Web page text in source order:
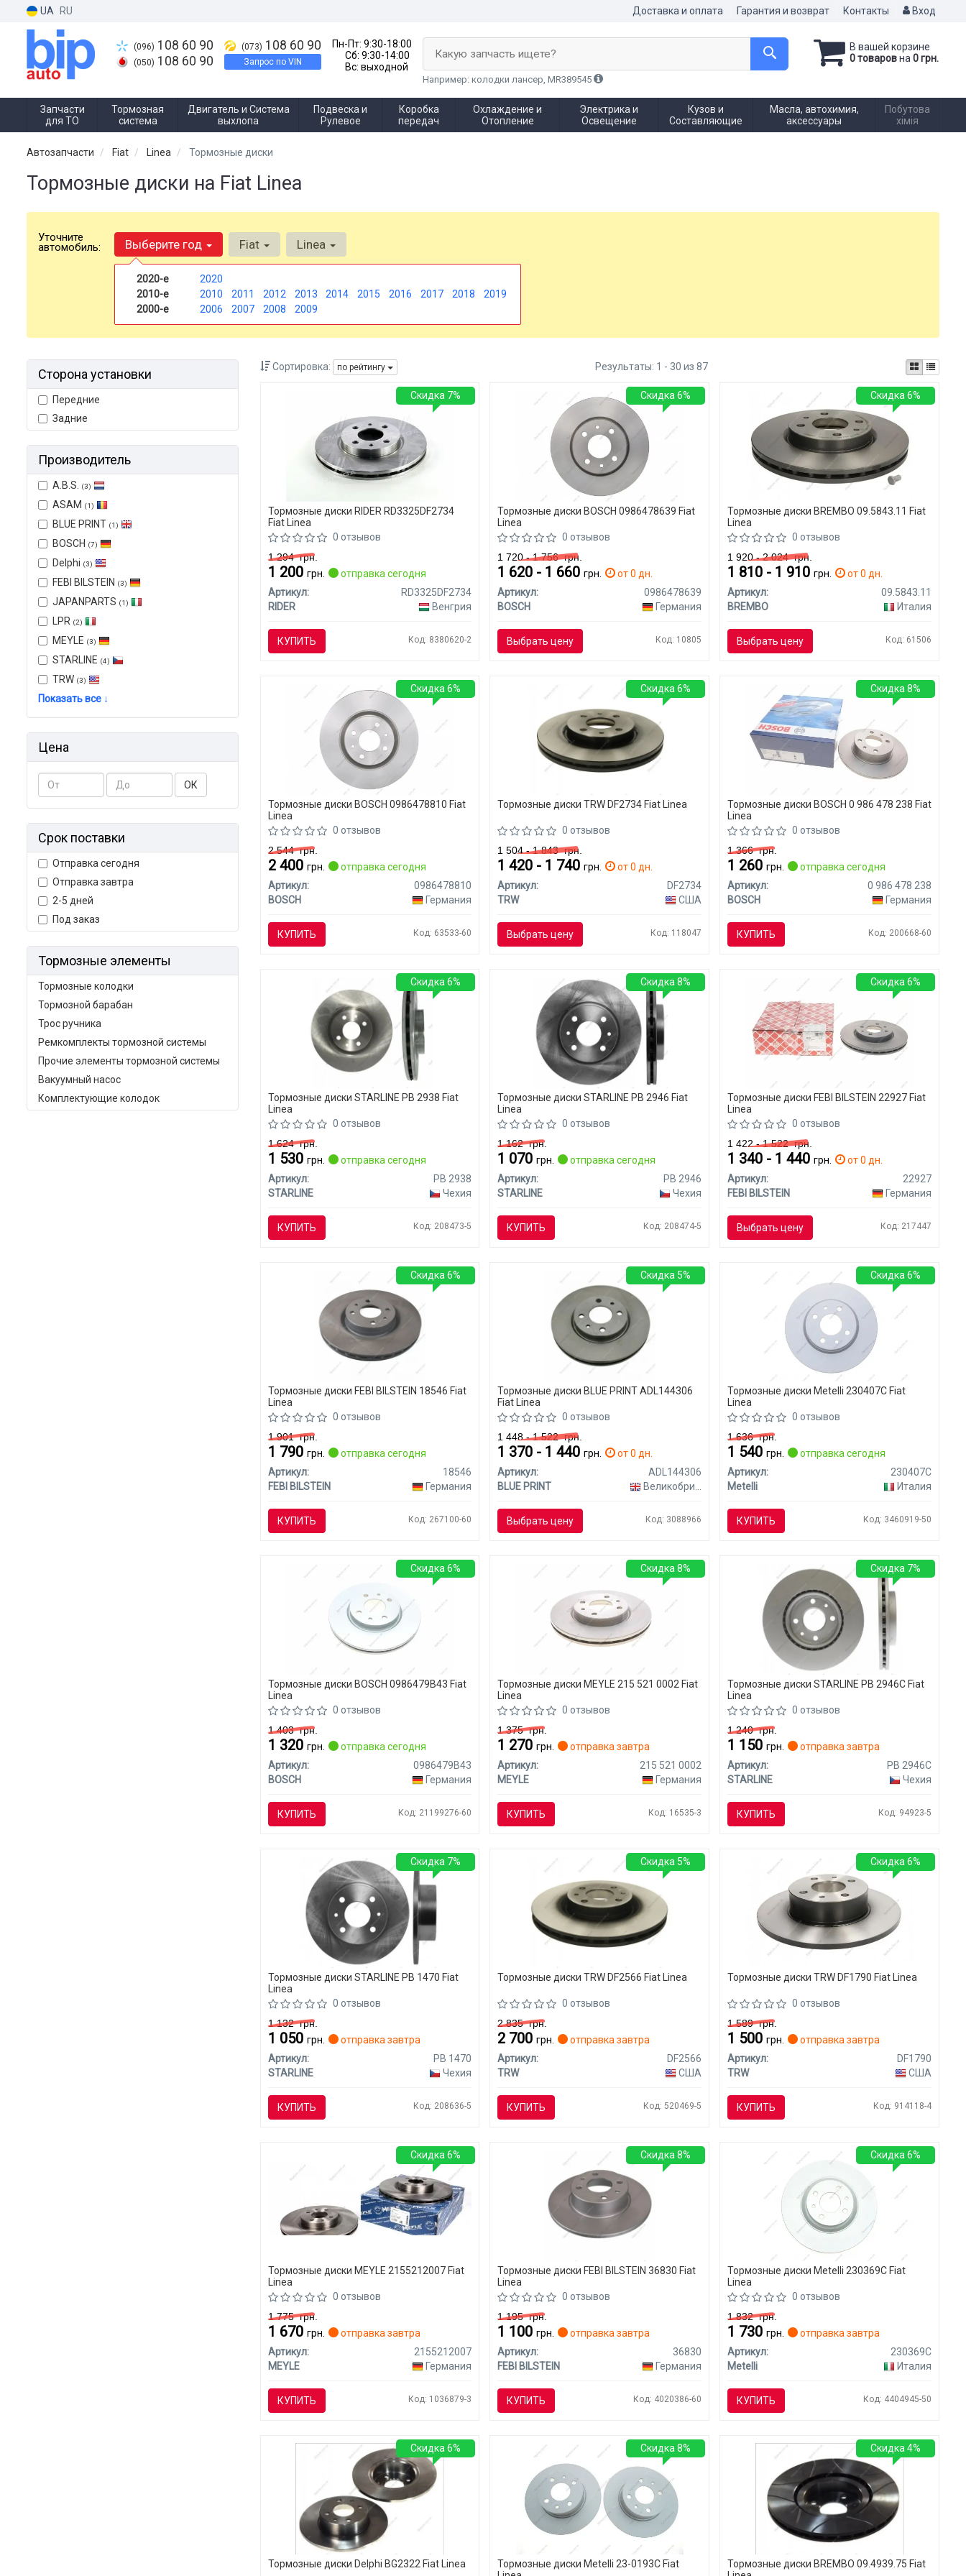
UA RU Доставка и оплата Гарантия и возврат Контакты Вход
(096) 108 60 90
(050) 108 60 90
(073) 108 60 90
Запрос по VIN
Пн-Пт: 9:30-18:00
Сб: 9:30-14:00
Вс: выходной
В вашей корзине
0 товаровна 0 грн.
Какую запчасть ищете?
Например: колодки лансер, MR389545
Запчасти
для ТО
Тормозная
система
Двигатель и Система
выхлопа
Подвеска и
Рулевое
Коробка
передач
Охлаждение и
Отопление
Электрика и
Освещение
Кузов и
Составляющие
Масла, автохимия,
аксессуары
Побутова
хімія
Автозапчасти Fiat Linea Тормозные диски
Тормозные диски на Fiat Linea
Уточните
автомобиль: Выберите год
2020-е
2020
2010-е
2010 2011 2012 2013 2014 2015 2016 2017 2018
2019
2000-е
2006 2007 2008 2009
Fiat Linea
Сторона установки
Передние
Задние
Производитель
A.B.S. (3)
ASAM (1)
BLUE PRINT (1)
BOSCH (7)
Delphi (3)
FEBI BILSTEIN (3)
JAPANPARTS (1)
LPR (2)
MEYLE (3)
STARLINE (4)
TRW (3)
Показать все ↓
Цена
ОК
Срок поставки
Отправка сегодня
Отправка завтра
2-5 дней
Под заказ
Тормозные элементы
Тормозные колодки
Тормозной барабан
Трос ручника
Ремкомплекты тормозной системы
Прочие элементы тормозной системы
Вакуумный насос
Комплектующие колодок
Сортировка: по рейтингу Результаты: 1 - 30 из 87
Тормозные диски RIDER RD3325DF2734
Fiat Linea
0 отзывов
1 294грн.
1 200 грн.
отправка сегодня
Артикул:
RD3325DF2734
RIDER
Венгрия
КУПИТЬ Код: 8380620-2
Скидка 7%
Тормозные диски BOSCH 0986478639 Fiat
Linea
0 отзывов
1 720 - 1 756грн.
1 620 - 1 660грн.
от 0 дн.
Артикул:
0986478639
BOSCH
Германия
Выбрать цену Код: 10805
Скидка 6%
Тормозные диски BREMBO 09.5843.11 Fiat
Linea
0 отзывов
1 920 - 2 024грн.
1 810 - 1 910грн.
от 0 дн.
Артикул:
09.5843.11
BREMBO
Италия
Выбрать цену Код: 61506
Скидка 6%
Тормозные диски BOSCH 0986478810 Fiat
Linea
0 отзывов
2 544грн.
2 400 грн.
отправка сегодня
Артикул:
0986478810
BOSCH
Германия
КУПИТЬ Код: 63533-60
Скидка 6%
Тормозные диски TRW DF2734 Fiat Linea
0 отзывов
1 504 - 1 843грн.
1 420 - 1 740грн.
от 0 дн.
Артикул:
DF2734
TRW
США
Выбрать цену Код: 118047
Скидка 6%
Тормозные диски BOSCH 0 986 478 238 Fiat
Linea
0 отзывов
1 366грн.
1 260грн.
отправка сегодня
Артикул:
0 986 478 238
BOSCH
Германия
КУПИТЬ Код: 200668-60
Скидка 8%
Тормозные диски STARLINE PB 2938 Fiat
Linea
0 отзывов
1 624грн.
1 530 грн.
отправка сегодня
Артикул:
PB 2938
STARLINE
Чехия
КУПИТЬ Код: 208473-5
Скидка 6%
Тормозные диски STARLINE PB 2946 Fiat
Linea
0 отзывов
1 162грн.
1 070грн.
отправка сегодня
Артикул:
PB 2946
STARLINE
Чехия
КУПИТЬ Код: 208474-5
Скидка 8%
Тормозные диски FEBI BILSTEIN 22927 Fiat
Linea
0 отзывов
1 422 - 1 522грн.
1 340 - 1 440грн.
от 0 дн.
Артикул:
22927
FEBI BILSTEIN
Германия
Выбрать цену Код: 217447
Скидка 6%
Тормозные диски FEBI BILSTEIN 18546 Fiat
Linea
0 отзывов
1 901грн.
1 790 грн.
отправка сегодня
Артикул:
18546
FEBI BILSTEIN
Германия
КУПИТЬ Код: 267100-60
Скидка 6%
Тормозные диски BLUE PRINT ADL144306
Fiat Linea
0 отзывов
1 448 - 1 522грн.
1 370 - 1 440грн.
от 0 дн.
Артикул:
ADL144306
BLUE PRINT
Великобритания
Выбрать цену Код: 3088966
Скидка 5%
Тормозные диски Metelli 230407C Fiat
Linea
0 отзывов
1 636грн.
1 540грн.
отправка сегодня
Артикул:
230407C
Metelli
Италия
КУПИТЬ Код: 3460919-50
Скидка 6%
Тормозные диски BOSCH 0986479B43 Fiat
Linea
0 отзывов
1 403грн.
1 320 грн.
отправка сегодня
Артикул:
0986479B43
BOSCH
Германия
КУПИТЬ Код: 21199276-60
Скидка 6%
Тормозные диски MEYLE 215 521 0002 Fiat
Linea
0 отзывов
1 375грн.
1 270грн.
отправка завтра
Артикул:
215 521 0002
MEYLE
Германия
КУПИТЬ Код: 16535-3
Скидка 8%
Тормозные диски STARLINE PB 2946C Fiat
Linea
0 отзывов
1 240грн.
1 150грн.
отправка завтра
Артикул:
PB 2946C
STARLINE
Чехия
КУПИТЬ Код: 94923-5
Скидка 7%
Тормозные диски STARLINE PB 1470 Fiat
Linea
0 отзывов
1 132грн.
1 050 грн.
отправка завтра
Артикул:
PB 1470
STARLINE
Чехия
КУПИТЬ Код: 208636-5
Скидка 7%
Тормозные диски TRW DF2566 Fiat Linea
0 отзывов
2 835грн.
2 700грн.
отправка завтра
Артикул:
DF2566
TRW
США
КУПИТЬ Код: 520469-5
Скидка 5%
Тормозные диски TRW DF1790 Fiat Linea
0 отзывов
1 589грн.
1 500грн.
отправка завтра
Артикул:
DF1790
TRW
США
КУПИТЬ Код: 914118-4
Скидка 6%
Тормозные диски MEYLE 2155212007 Fiat
Linea
0 отзывов
1 775грн.
1 670 грн.
отправка завтра
Артикул:
2155212007
MEYLE
Германия
КУПИТЬ Код: 1036879-3
Скидка 6%
Тормозные диски FEBI BILSTEIN 36830 Fiat
Linea
0 отзывов
1 195грн.
1 100грн.
отправка завтра
Артикул:
36830
FEBI BILSTEIN
Германия
КУПИТЬ Код: 4020386-60
Скидка 8%
Тормозные диски Metelli 230369C Fiat
Linea
0 отзывов
1 832грн.
1 730грн.
отправка завтра
Артикул:
230369C
Metelli
Италия
КУПИТЬ Код: 4404945-50
Скидка 6%
Тормозные диски Delphi BG2322 Fiat Linea
Скидка 6%
Тормозные диски Metelli 23-0193C Fiat
Скидка 8%
Тормозные диски BREMBO 09.4939.75 Fiat
Скидка 4%